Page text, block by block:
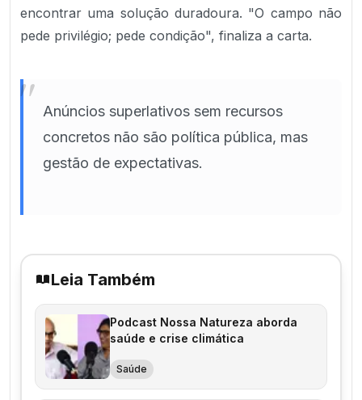
encontrar uma solução duradoura. "O campo não
pede privilégio; pede condição", finaliza a carta.
" Anúncios superlativos sem recursos
concretos não são política pública, mas
gestão de expectativas.
Leia Também
Podcast Nossa Natureza aborda
saúde e crise climática
Saúde